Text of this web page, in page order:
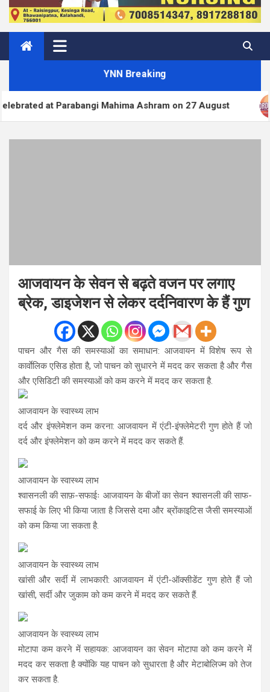
YNN Breaking
Mahima Ashram on 27 August
आजवायन के सेवन से बढ़ते वजन पर लगाए
ब्रेक, डाइजेशन से लेकर दर्दनिवारण के हैं गुण
पाचन और गैस की समस्याओं का समाधान: आजवायन में विशेष रूप से
कार्वाेलिक एसिड होता है, जो पाचन को सुधारने में मदद कर सकता है और गैस
और एसिडिटी की समस्याओं को कम करने में मदद कर सकता है.
आजवायन के स्वास्थ्य लाभ
दर्द और इंफ्लेमेशन कम करना: आजवायन में एंटी-इंफ्लेमेटरी गुण होते हैं जो
दर्द और इंफ्लेमेशन को कम करने में मदद कर सकते हैं.
आजवायन के स्वास्थ्य लाभ
श्वासनली की साफ़-सफाईः आजवायन के बीजों का सेवन श्वासनली की साफ-
सफाई के लिए भी किया जाता है जिससे दमा और ब्रोंकाइटिस जैसी समस्याओं
को कम किया जा सकता है.
आजवायन के स्वास्थ्य लाभ
खांसी और सर्दी में लाभकारी: आजवायन में एंटी-ऑक्सीडेंट गुण होते हैं जो
खांसी, सर्दी और जुकाम को कम करने में मदद कर सकते हैं.
आजवायन के स्वास्थ्य लाभ
मोटापा कम करने में सहायक: आजवायन का सेवन मोटापा को कम करने में
मदद कर सकता है क्योंकि यह पाचन को सुधारता है और मेटाबोलिज्म को तेज
कर सकता है.